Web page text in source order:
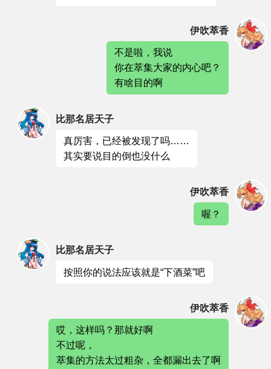
伊吹萃香
不是啦，我说
你在萃集大家的内心吧？
有啥目的啊
比那名居天子
真厉害，已经被发现了吗……
其实要说目的倒也没什么
伊吹萃香
喔？
比那名居天子
按照你的说法应该就是“下酒菜”吧
伊吹萃香
哎，这样吗？那就好啊
不过呢，
萃集的方法太过粗杂，全都漏出去了啊